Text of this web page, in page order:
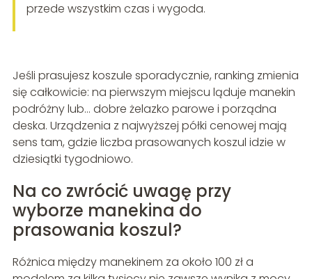
przede wszystkim czas i wygoda.
Jeśli prasujesz koszule sporadycznie, ranking zmienia
się całkowicie: na pierwszym miejscu ląduje manekin
podróżny lub… dobre żelazko parowe i porządna
deska. Urządzenia z najwyższej półki cenowej mają
sens tam, gdzie liczba prasowanych koszul idzie w
dziesiątki tygodniowo.
Na co zwrócić uwagę przy
wyborze manekina do
prasowania koszul?
Różnica między manekinem za około 100 zł a